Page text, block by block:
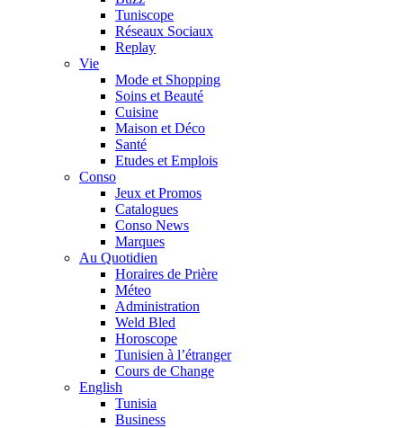
Tuniscope
Réseaux Sociaux
Replay
Vie
Mode et Shopping
Soins et Beauté
Cuisine
Maison et Déco
Santé
Etudes et Emplois
Conso
Jeux et Promos
Catalogues
Conso News
Marques
Au Quotidien
Horaires de Prière
Méteo
Administration
Weld Bled
Horoscope
Tunisien à l’étranger
Cours de Change
English
Tunisia
Business